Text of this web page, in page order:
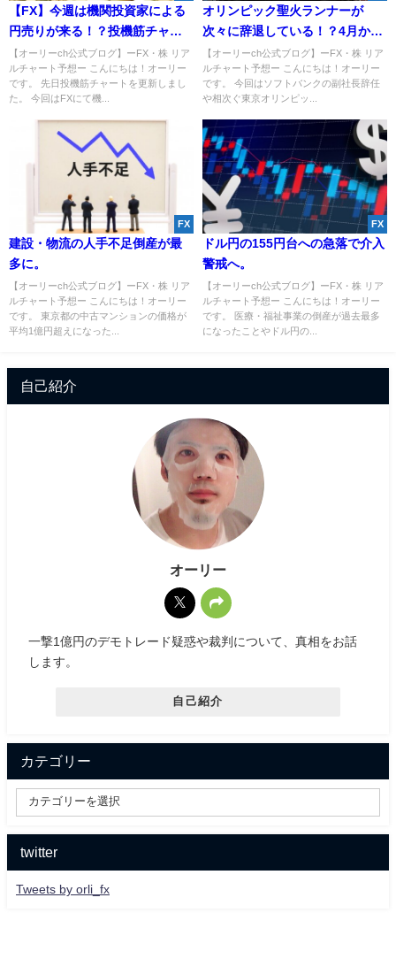
【FX】今週は機関投資家による
円売りが来る！？投機筋チャー
トから解説！
【オーリーch公式ブログ】ーFX・株 リア
ルチャート予想ー こんにちは！オーリー
です。 先日投機筋チャートを更新しまし
た。 今回はFXにて機...
オリンピック聖火ランナーが
次々に辞退している！？4月から
日本でGESARA開始！
【オーリーch公式ブログ】ーFX・株 リア
ルチャート予想ー こんにちは！オーリー
です。 今回はソフトバンクの副社長辞任
や相次ぐ東京オリンピッ...
FX
建設・物流の人手不足倒産が最
多に。
【オーリーch公式ブログ】ーFX・株 リア
ルチャート予想ー こんにちは！オーリー
です。 東京都の中古マンションの価格が
平均1億円超えになった...
FX
ドル円の155円台への急落で介入
警戒へ。
【オーリーch公式ブログ】ーFX・株 リア
ルチャート予想ー こんにちは！オーリー
です。 医療・福祉事業の倒産が過去最多
になったことやドル円の...
自己紹介
オーリー
一撃1億円のデモトレード疑惑や裁判について、真相をお話
します。
自己紹介
カテゴリー
twitter
Tweets by orli_fx